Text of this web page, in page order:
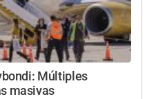
Múltiples
masivas